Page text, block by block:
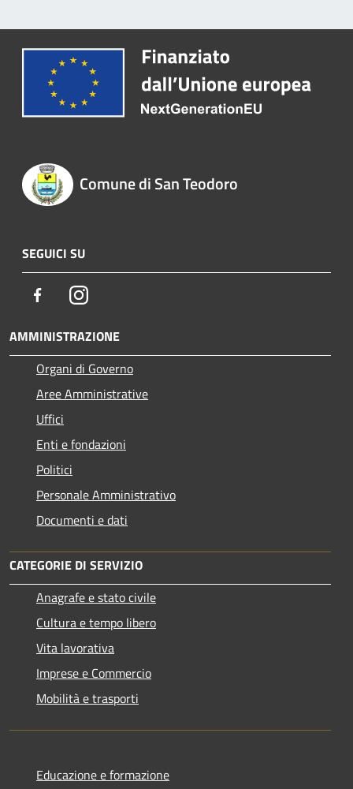
Comune di San Teodoro
SEGUICI SU
FacebookInstagram
AMMINISTRAZIONE
Organi di Governo
Aree Amministrative
Uffici
Enti e fondazioni
Politici
Personale Amministrativo
Documenti e dati
CATEGORIE DI SERVIZIO
Anagrafe e stato civile
Cultura e tempo libero
Vita lavorativa
Imprese e Commercio
Mobilità e trasporti
Educazione e formazione